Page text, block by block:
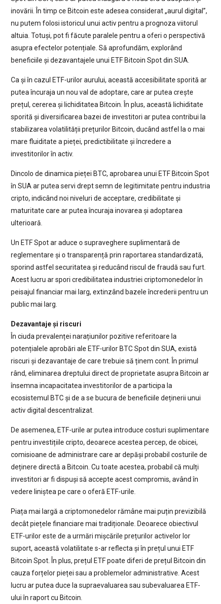
inovării. În timp ce Bitcoin este adesea considerat „aurul digital”,
nu putem folosi istoricul unui activ pentru a prognoza viitorul
altuia. Totuși, pot fi făcute paralele pentru a oferi o perspectivă
asupra efectelor potențiale. Să aprofundăm, explorând
beneficiile și dezavantajele unui ETF Bitcoin Spot din SUA.
Ca și în cazul ETF-urilor aurului, această accesibilitate sporită ar
putea încuraja un nou val de adoptare, care ar putea crește
prețul, cererea și lichiditatea Bitcoin. În plus, această lichiditate
sporită și diversificarea bazei de investitori ar putea contribui la
stabilizarea volatilității prețurilor Bitcoin, ducând astfel la o mai
mare fluiditate a pieței, predictibilitate și încredere a
investitorilor în activ.
Dincolo de dinamica pieței BTC, aprobarea unui ETF Bitcoin Spot
în SUA ar putea servi drept semn de legitimitate pentru industria
cripto, indicând noi niveluri de acceptare, credibilitate și
maturitate care ar putea încuraja inovarea și adoptarea
ulterioară.
Un ETF Spot ar aduce o supraveghere suplimentară de
reglementare și o transparență prin raportarea standardizată,
sporind astfel securitatea și reducând riscul de fraudă sau furt.
Acest lucru ar spori credibilitatea industriei criptomonedelor în
peisajul financiar mai larg, extinzând bazele încrederii pentru un
public mai larg.
Dezavantaje și riscuri
În ciuda prevalenței narațiunilor pozitive referitoare la
potențialele aprobări ale ETF-urilor BTC Spot din SUA, există
riscuri și dezavantaje de care trebuie să ținem cont. În primul
rând, eliminarea dreptului direct de proprietate asupra Bitcoin ar
însemna incapacitatea investitorilor de a participa la
ecosistemul BTC și de a se bucura de beneficiile deținerii unui
activ digital descentralizat.
De asemenea, ETF-urile ar putea introduce costuri suplimentare
pentru investițiile cripto, deoarece acestea percep, de obicei,
comisioane de administrare care ar depăși probabil costurile de
deținere directă a Bitcoin. Cu toate acestea, probabil că mulți
investitori ar fi dispuși să accepte acest compromis, având în
vedere liniștea pe care o oferă ETF-urile.
Piața mai largă a criptomonedelor rămâne mai puțin previzibilă
decât piețele financiare mai tradiționale. Deoarece obiectivul
ETF-urilor este de a urmări mișcările prețurilor activelor lor
suport, această volatilitate s-ar reflecta și în prețul unui ETF
Bitcoin Spot. În plus, prețul ETF poate diferi de prețul Bitcoin din
cauza forțelor pieței sau a problemelor administrative. Acest
lucru ar putea duce la supraevaluarea sau subevaluarea ETF-
ului în raport cu Bitcoin.